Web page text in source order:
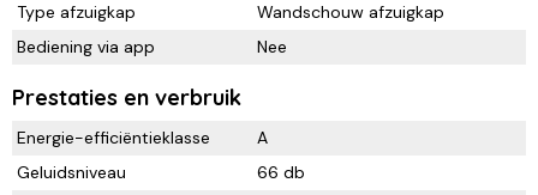
Type afzuigkap
Wandschouw afzuigkap
Bediening via app
Nee
Prestaties en verbruik
Energie-efficiëntieklasse
A
Geluidsniveau
66 db